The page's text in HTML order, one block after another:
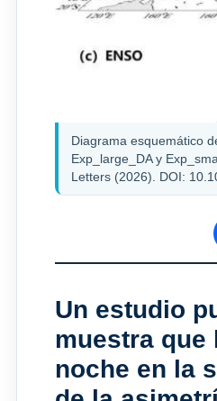
Diagrama esquemático
Exp_large_DA y
Letters (2026). DOI:
Un estudio
muestra que
noche en la